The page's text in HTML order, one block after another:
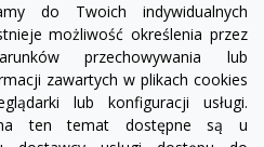
FacebookYouTubePinterest
do Twoich indywidualnych
możliwość określenia przez
przechowywania lub
zawartych w plikach cookies
lub konfiguracji usługi.
na ten temat dostępne są u
